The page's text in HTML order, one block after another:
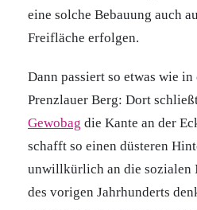
eine solche Bebauung auch
Freifläche erfolgen.
Dann passiert so etwas wie
Prenzlauer Berg: Dort
Gewobag die Kante an der
schafft so einen düsteren
unwillkürlich an die sozialen
des vorigen Jahrhunderts